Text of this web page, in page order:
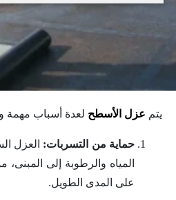
يتم عزل الأسطح لعدة أسباب مهمة
حماية من التسربات: العزل
المياه والرطوبة إلى
على المدى الطويل.